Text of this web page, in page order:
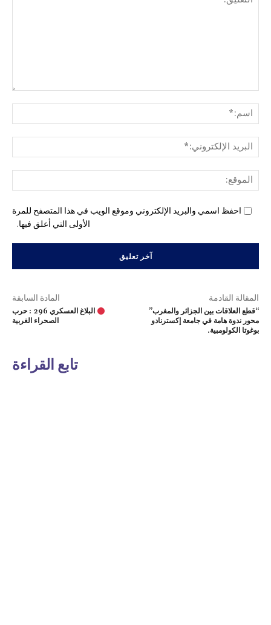
احفظ اسمي والبريد الإلكتروني وموقع الويب في هذا المتصفح للمرة
الأولى التي أعلق فيها.
المادة السابقة
البلاغ العسكري 296 : حرب
الصحراء الغربية
المقالة القادمة
“قطع العلاقات بين الجزائر والمغرب”
محور ندوة هامة في جامعة إكسترنادو
بوغوتا الكولومبية.
تابع القراءة